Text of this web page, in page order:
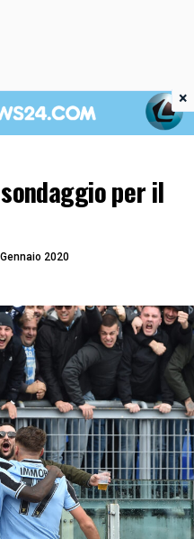
per il
2020
×